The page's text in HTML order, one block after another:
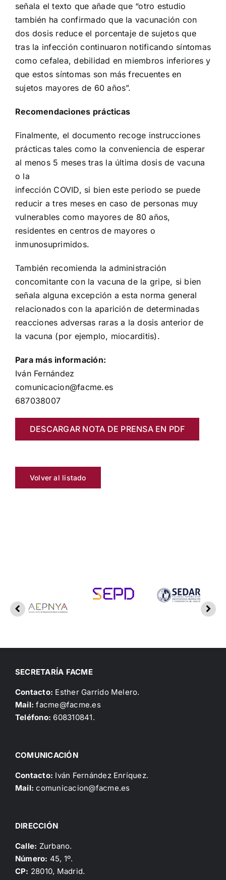
señala el texto que añade que “otro estudio
también ha confirmado que la vacunación con
dos dosis reduce el porcentaje de sujetos que
tras la infección continuaron notificando síntomas
como cefalea, debilidad en miembros inferiores y
que estos síntomas son más frecuentes en
sujetos mayores de 60 años”.
Recomendaciones prácticas
Finalmente, el documento recoge instrucciones
prácticas tales como la conveniencia de esperar
al menos 5 meses tras la última dosis de vacuna
o la
infección COVID, si bien este periodo se puede
reducir a tres meses en caso de personas muy
vulnerables como mayores de 80 años,
residentes en centros de mayores o
inmunosuprimidos.
También recomienda la administración
concomitante con la vacuna de la gripe, si bien
señala alguna excepción a esta norma general
relacionados con la aparición de determinadas
reacciones adversas raras a la dosis anterior de
la vacuna (por ejemplo, miocarditis).
Para más información:
Iván Fernández
comunicacion@facme.es
687038007
DESCARGAR NOTA DE PRENSA EN PDF
Volver al listado
SECRETARÍA FACME
Contacto: Esther Garrido Melero.
Mail: facme@facme.es
Teléfono: 608310841.
COMUNICACIÓN
Contacto: Iván Fernández Enríquez.
Mail: comunicacion@facme.es
DIRECCIÓN
Calle: Zurbano.
Número: 45, 1º.
CP: 28010, Madrid.